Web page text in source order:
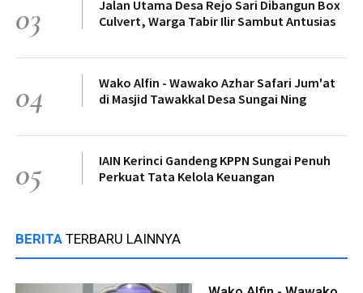
03
Jalan Utama Desa Rejo Sari Dibangun Box
Culvert, Warga Tabir Ilir Sambut Antusias
04
Wako Alfin - Wawako Azhar Safari Jum'at
di Masjid Tawakkal Desa Sungai Ning
05
IAIN Kerinci Gandeng KPPN Sungai Penuh
Perkuat Tata Kelola Keuangan
BERITA TERBARU LAINNYA